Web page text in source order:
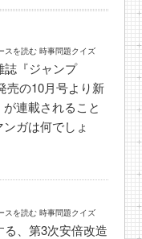
スを読む 時事問題クイズ
誌『ジャンプ
売の10月号より新
連載されること
ガは何でしょ
スを読む 時事問題クイズ
、第3次安倍改造